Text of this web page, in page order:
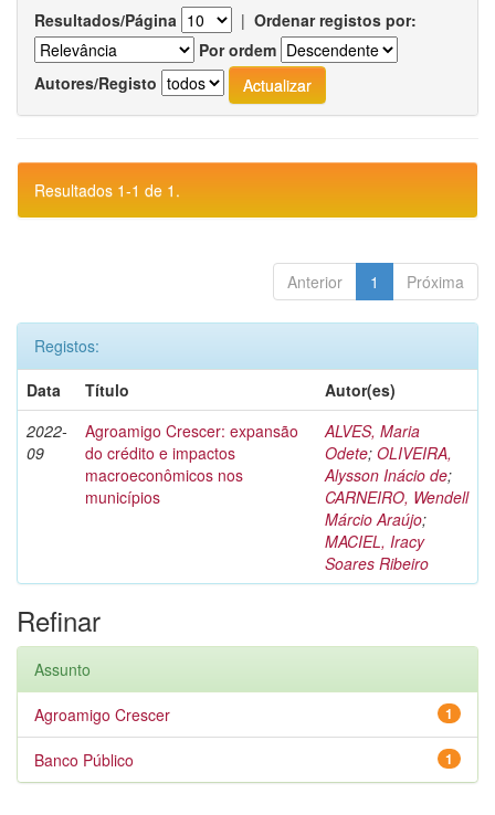
Resultados/Página | Ordenar registos por:
Por ordem
Autores/Registo
Resultados 1-1 de 1.
Anterior 1 Próxima
Registos:
Data
Título
Autor(es)
2022-
09
Agroamigo Crescer: expansão
do crédito e impactos
macroeconômicos nos
municípios
ALVES, Maria
Odete; OLIVEIRA,
Alysson Inácio de;
CARNEIRO, Wendell
Márcio Araújo;
MACIEL, Iracy
Soares Ribeiro
Refinar
Assunto
1
Agroamigo Crescer
1
Banco Público